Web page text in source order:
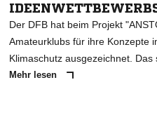
Der DFB hat beim Projekt
Amateurklubs für ihre Konzepte
Klimaschutz ausgezeichnet. Das
Mehr lesen